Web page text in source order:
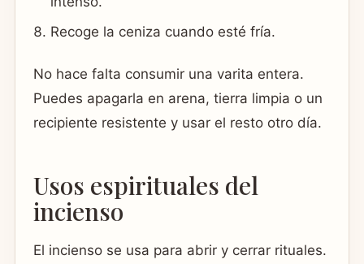
Recoge la ceniza cuando esté fría.
No hace falta consumir una varita entera.
Puedes apagarla en arena, tierra limpia o un
recipiente resistente y usar el resto otro día.
Usos espirituales del
incienso
El incienso se usa para abrir y cerrar rituales.